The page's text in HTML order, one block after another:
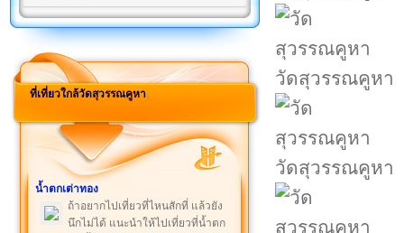
ที่เที่ยวใกล้วัดสุวรรณคูหา
น้ำตกเต่าทอง
ถ้าอยากไปเที่ยวที่ไหนสักที่ แล้วยัง
นึกไม่ได้ แนะนำให้ไปเที่ยวที่น้ำตก
วัดสุวรรณคูหา
วัดสุวรรณคูหา